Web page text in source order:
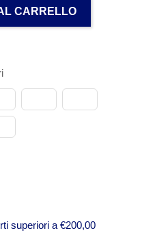
CARRELLO
superiori a €200,00